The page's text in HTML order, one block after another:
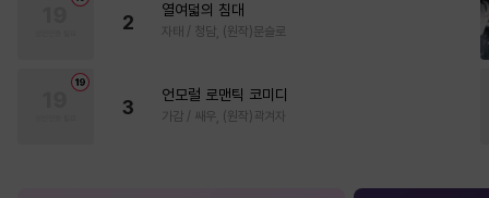
2
열여덟의 침대
자태 / 청담, (원작)문슬로
3
언모럴 로맨틱 코미디
가감 / 쌔우, (원작)곽겨자